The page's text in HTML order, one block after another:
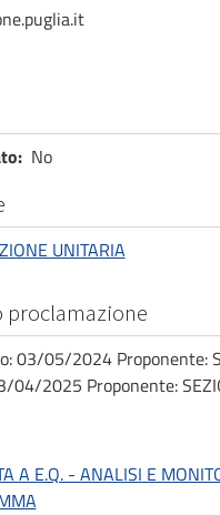
No
UNITARIA
proclamazione
05/2024 Proponente:
2025 Proponente:
A E.Q. - ANALISI E